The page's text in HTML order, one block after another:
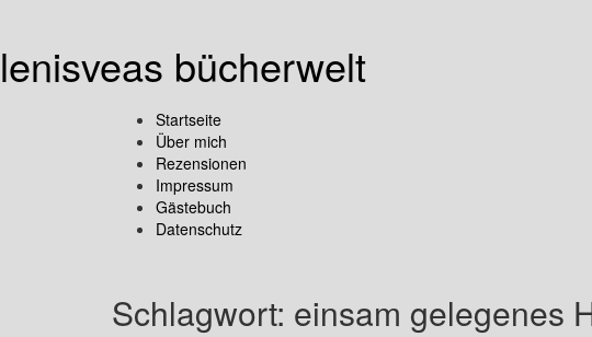
lenisveas bücherwelt
Startseite
Über mich
Rezensionen
Impressum
Gästebuch
Datenschutz
Schlagwort: einsam gelegenes